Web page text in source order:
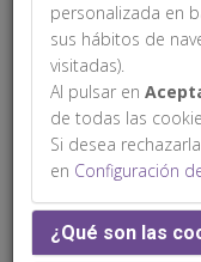
personalizada en
sus hábitos de
visitadas).
Al pulsar en
de todas las
Si desea
en Configuración
¿Qué son las
Cóctel